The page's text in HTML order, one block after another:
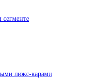
люкс-карами